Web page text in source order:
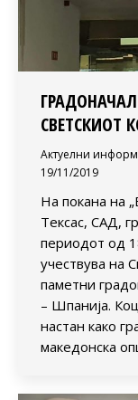
СВЕТСКИОТ
Актуелни
19/11/2019
На покана на
Тексас, САД,
периодот од
учествува на
паметни
– Шпанија.
настан како
македонска